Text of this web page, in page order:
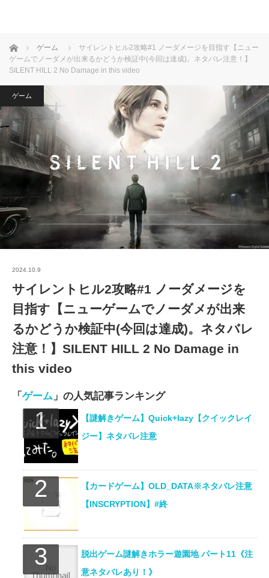
ホーム ゲーム
サイレントヒル2攻略#1 ノーダメージを目指す【ニュー
ゲームでノーダメが出来るかどうか検証中(今回は達成)。ネタバレ注意！】
SILENT HILL 2 No Damage in this video
ゲーム
2024.10.9
サイレントヒル2攻略#1 ノーダメージを
目指す【ニューゲームでノーダメが出来
るかどうか検証中(今回は達成)。ネタバレ
注意！】SILENT HILL 2 No Damage in
this video
「 ゲーム 」の人気記事ランキング
【謎解きゲーム】Quick+lazy【クイックレイ
ジー】ネタバレ注意
【カードゲーム】OLD_DATA※ネタバレ注意
【INSCRYPTION】#終
脱出ゲーム謎解きホラー遊園地 パート11《注
意ネタバレあり！》